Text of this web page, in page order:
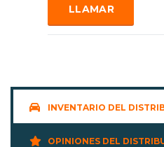
LLAMAR
INVENTARIO DEL
OPINIONES DEL